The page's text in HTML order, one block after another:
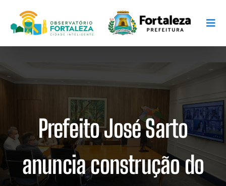
Prefeito José Sarto
anuncia construção do